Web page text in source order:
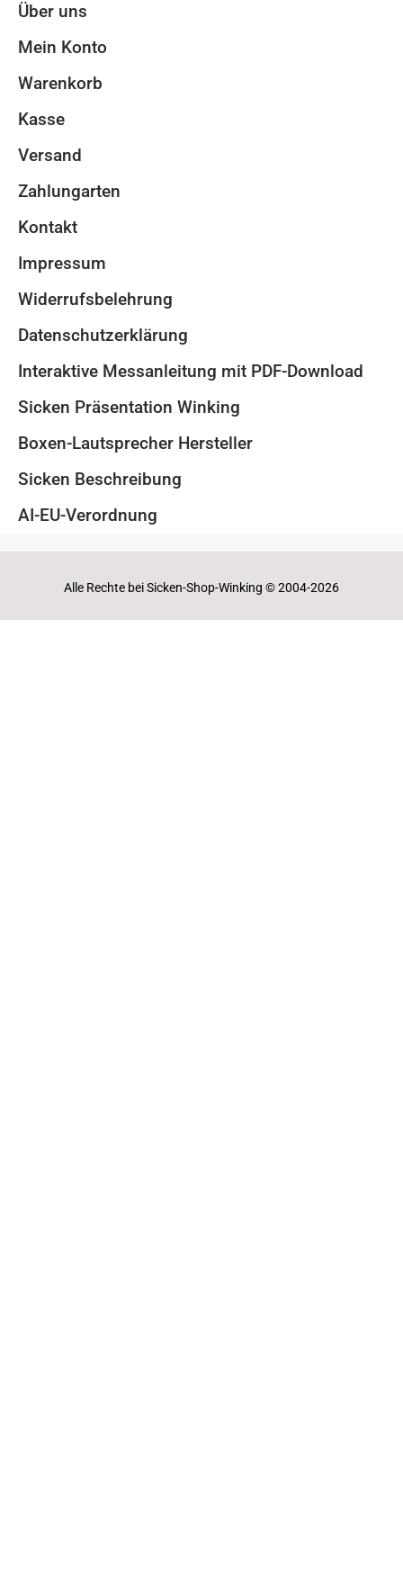
Über uns
Mein Konto
Warenkorb
Kasse
Versand
Zahlungarten
Kontakt
Impressum
Widerrufsbelehrung
Datenschutzerklärung
Interaktive Messanleitung mit PDF-Download
Sicken Präsentation Winking
Boxen-Lautsprecher Hersteller
Sicken Beschreibung
AI-EU-Verordnung
Alle Rechte bei Sicken-Shop-Winking © 2004-2026